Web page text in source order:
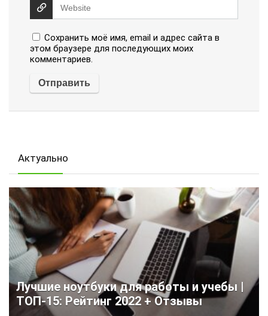
Сохранить моё имя, email и адрес сайта в
этом браузере для последующих моих
комментариев.
Актуально
Лучшие ноутбуки для работы и учебы |
ТОП-15: Рейтинг 2022 + Отзывы